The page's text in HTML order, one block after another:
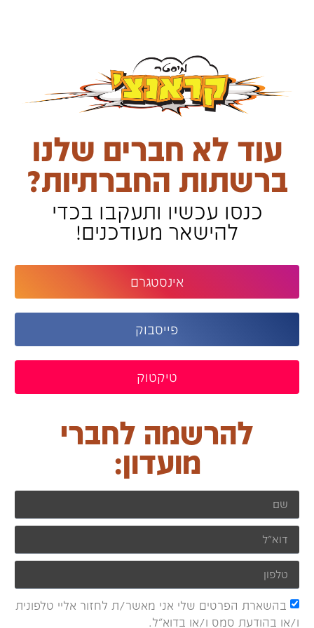
עוד לא חברים שלנו
ברשתות החברתיות?
כנסו עכשיו ותעקבו בכדי
להישאר מעודכנים!
אינסטגרם
פייסבוק
טיקטוק
להרשמה לחברי
מועדון:
בהשארת הפרטים שלי אני מאשר/ת לחזור אליי טלפונית
ו/או בהודעת סמס ו/או בדוא"ל.